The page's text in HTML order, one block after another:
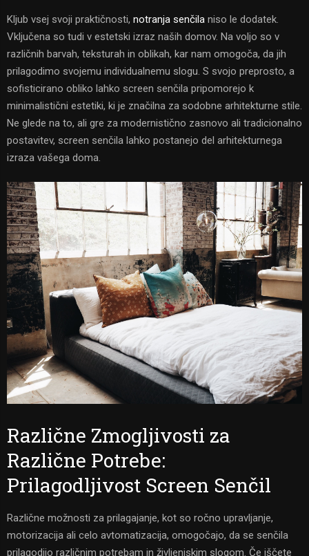
Kljub vsej svoji praktičnosti, notranja senčila niso le dodatek.
Vključena so tudi v estetski izraz naših domov. Na voljo so v
različnih barvah, teksturah in oblikah, kar nam omogoča, da jih
prilagodimo svojemu individualnemu slogu. S svojo preprosto, a
sofisticirano obliko lahko screen senčila pripomorejo k
minimalistični estetiki, ki je značilna za sodobne arhitekturne stile.
Ne glede na to, ali gre za modernistično zasnovo ali tradicionalno
postavitev, screen senčila lahko postanejo del arhitekturnega
izraza vašega doma.
Različne Zmogljivosti za
Različne Potrebe:
Prilagodljivost Screen Senčil
Različne možnosti za prilagajanje, kot so ročno upravljanje,
motorizacija ali celo avtomatizacija, omogočajo, da se senčila
prilagodijo različnim potrebam in življenjskim slogom. Če iščete